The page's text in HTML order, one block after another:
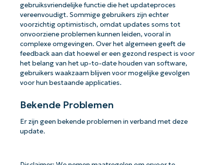
gebruiksvriendelijke functie die het updateproces
vereenvoudigt. Sommige gebruikers zijn echter
voorzichtig optimistisch, omdat updates soms tot
onvoorziene problemen kunnen leiden, vooral in
complexe omgevingen. Over het algemeen geeft de
feedback aan dat hoewel er een gezond respect is voor
het belang van het up-to-date houden van software,
gebruikers waakzaam blijven voor mogelijke gevolgen
voor hun bestaande applicaties.
Bekende Problemen
Er zijn geen bekende problemen in verband met deze
update.